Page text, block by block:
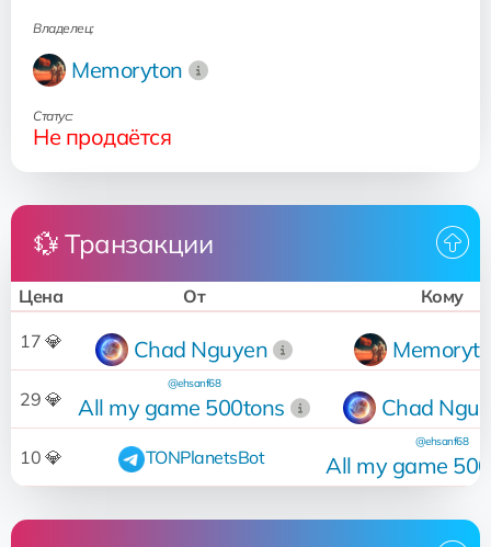
Владелец:
Memoryton
Статус:
Не продаётся
💱 Транзакции
Цена От Кому
17 💎 Chad Nguyen
29 💎 All my game 500tons
@ehsanf68
Chad
10 💎 TONPlanetsBot All my game
@ehsanf68